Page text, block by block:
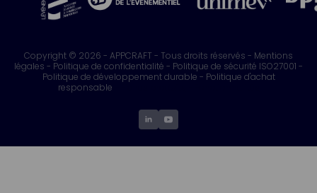
Copyright © 2026 - APPCRAFT - Tous droits réservés - Mentions
légales - Politique de confidentialité - Politique de sécurité ISO27001 -
Politique de développement durable - Politique d'achat
responsable